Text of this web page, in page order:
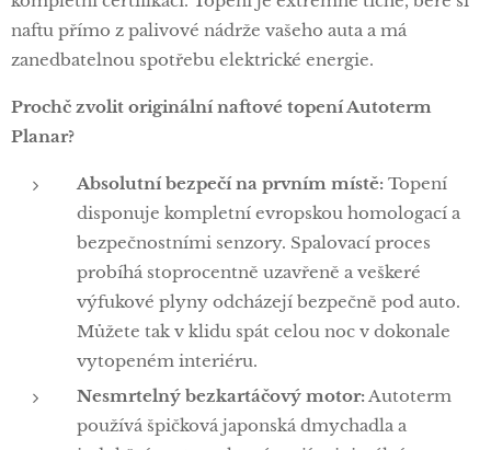
naftu přímo z palivové nádrže vašeho auta a má
zanedbatelnou spotřebu elektrické energie.
Prochč zvolit originální naftové topení Autoterm
Planar?
Absolutní bezpečí na prvním místě: Topení
disponuje kompletní evropskou homologací a
bezpečnostními senzory. Spalovací proces
probíhá stoprocentně uzavřeně a veškeré
výfukové plyny odcházejí bezpečně pod auto.
Můžete tak v klidu spát celou noc v dokonale
vytopeném interiéru.
Nesmrtelný bezkartáčový motor: Autoterm
používá špičková japonská dmychadla a